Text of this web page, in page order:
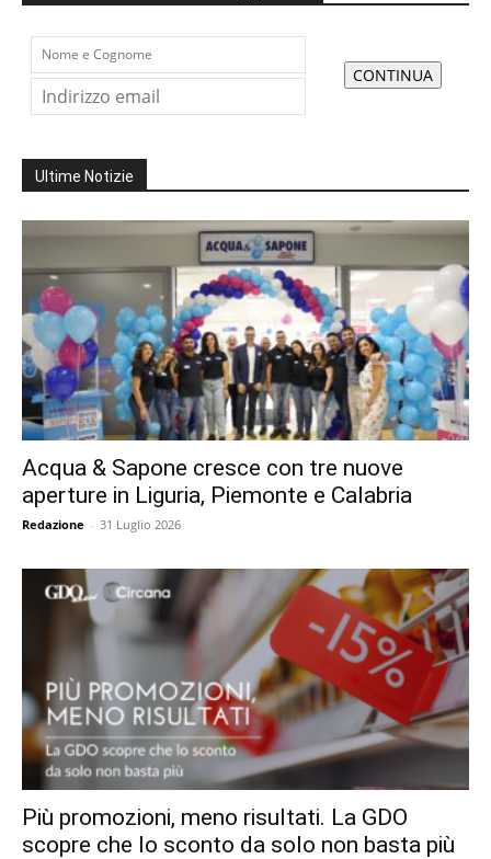
Ultime Notizie
Acqua & Sapone cresce con tre nuove
aperture in Liguria, Piemonte e Calabria
Redazione - 31 Luglio 2026
Più promozioni, meno risultati. La GDO
scopre che lo sconto da solo non basta più